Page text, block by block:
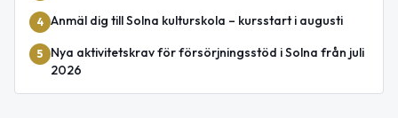
4 Anmäl dig till Solna kulturskola – kursstart i augusti
5
Nya aktivitetskrav för försörjningsstöd i Solna från juli
2026